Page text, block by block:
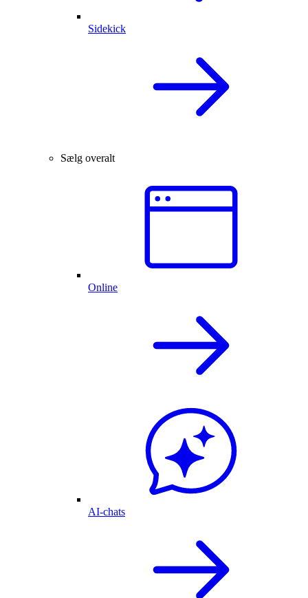
Sidekick
Sælg overalt
Online
AI-chats